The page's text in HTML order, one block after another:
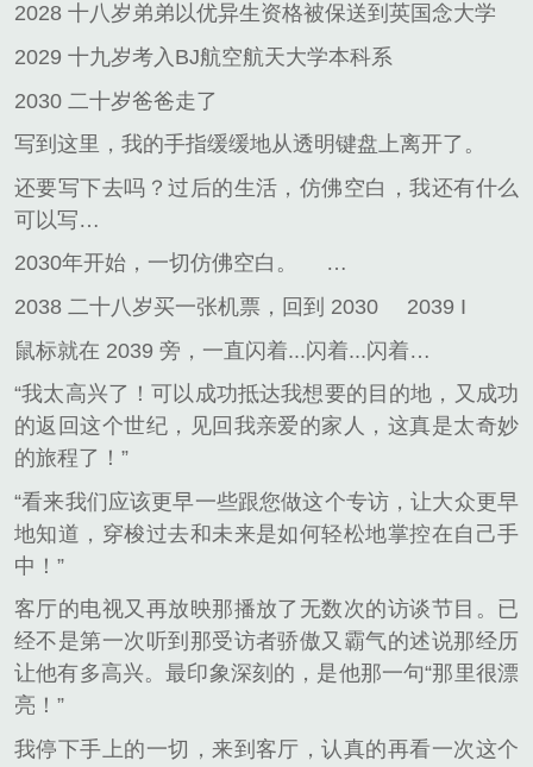
2028 十八岁弟弟以优异生资格被保送到英国念大学
2029 十九岁考入BJ航空航天大学本科系
2030 二十岁爸爸走了
写到这里，我的手指缓缓地从透明键盘上离开了。
还要写下去吗？过后的生活，仿佛空白，我还有什么
可以写…
2030年开始，一切仿佛空白。
…
2038 二十八岁买一张机票，回到 2030
2039 I
鼠标就在 2039 旁，一直闪着...闪着...闪着…
“我太高兴了！可以成功抵达我想要的目的地，又成功
的返回这个世纪，见回我亲爱的家人，这真是太奇妙
的旅程了！”
“看来我们应该更早一些跟您做这个专访，让大众更早
地知道，穿梭过去和未来是如何轻松地掌控在自己手
中！”
客厅的电视又再放映那播放了无数次的访谈节目。已
经不是第一次听到那受访者骄傲又霸气的述说那经历
让他有多高兴。最印象深刻的，是他那一句“那里很漂
亮！”
我停下手上的一切，来到客厅，认真的再看一次这个